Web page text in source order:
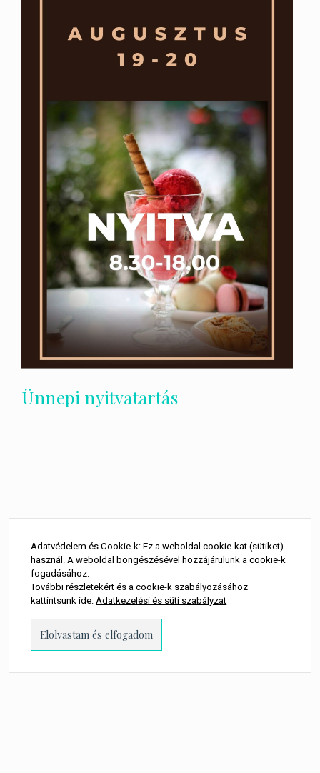
Ünnepi nyitvatartás
Adatvédelem és Cookie-k: Ez a weboldal cookie-kat (sütiket)
használ. A weboldal böngészésével hozzájárulunk a cookie-k
fogadásához.
További részletekért és a cookie-k szabályozásához
kattintsunk ide:Adatkezelési és süti szabályzat